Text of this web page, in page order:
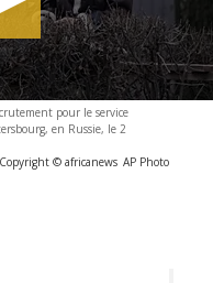
pour le service
en Russie, le 2
Copyright © africanews AP Photo